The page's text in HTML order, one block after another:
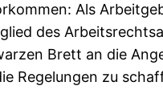
Als
des
Brett an die
Regelungen zu